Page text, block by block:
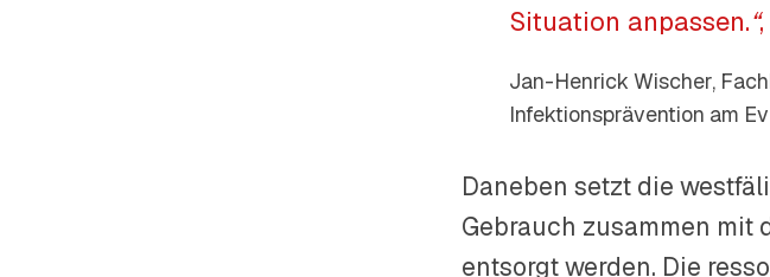
Situation anpassen.“,
Jan-Henrick Wischer,
Infektionsprävention am
Daneben setzt die
Gebrauch zusammen
entsorgt werden. Die